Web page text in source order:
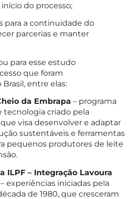
do processo;
para a continuidade do
parcerias e manter
para esse estudo
que foram
entre elas:
da Embrapa – programa
tecnologia criado pela
visa desenvolver e adaptar
sustentáveis e ferramentas
pequenos produtores de leite
ILPF – Integração Lavoura
– experiências iniciadas pela
de 1980, que cresceram